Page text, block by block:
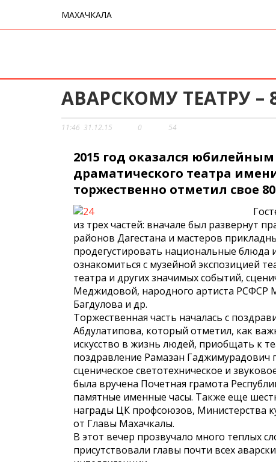
МАХАЧКАЛА
АВАРСКОМУ ТЕАТРУ –
11:46 31.12.15 0 54
2015 год оказался
драматического театра
торжественно отметил свое
из трех частей: вначале был развернут
районов Дагестана и мастеров
продегустировать национальные блюда
ознакомиться с музейной экспозицией
театра и других значимых событий,
Меджидовой, народного артиста РСФСР
Багдулова и др.
Торжественная часть началась с
Абдулатипова, который отметил, как
искусство в жизнь людей, приобщать к
поздравление Рамазан Гаджимурадович
сценическое свето­техническое и
была вручена Почетная грамота
памятные именные часы. Также еще
награды ЦК профсоюзов, Министерства
от Главы Махачкалы.
В этот вечер прозвучало много теплых
присутствовали главы почти всех